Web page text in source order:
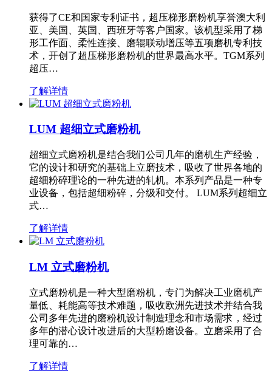
获得了CE和国家专利证书，超压梯形磨粉机享誉澳大利
亚、美国、英国、西班牙等客户国家。该机型采用了梯
形工作面、柔性连接、磨辊联动增压等五项磨机专利技
术，开创了超压梯形磨粉机的世界最高水平。TGM系列
超压…
了解详情
LUM 超细立式磨粉机
超细立式磨粉机是结合我们公司几年的磨机生产经验，
它的设计和研究的基础上立磨技术，吸收了世界各地的
超细粉碎理论的一种先进的轧机。本系列产品是一种专
业设备，包括超细粉碎，分级和交付。 LUM系列超细立
式…
了解详情
LM 立式磨粉机
立式磨粉机是一种大型磨粉机，专门为解决工业磨机产
量低、耗能高等技术难题，吸收欧洲先进技术并结合我
公司多年先进的磨粉机设计制造理念和市场需求，经过
多年的潜心设计改进后的大型粉磨设备。立磨采用了合
理可靠的…
了解详情